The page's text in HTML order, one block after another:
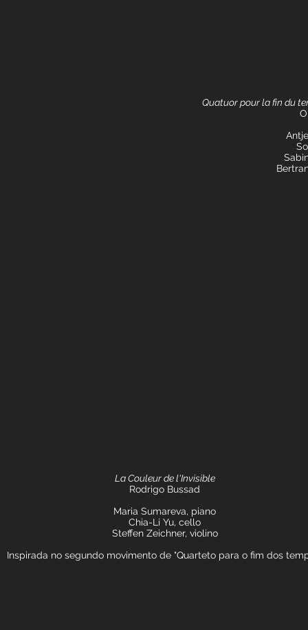
Quatuor pour la fin du
La Couleur de l'Invisible
Rodrigo Bussad
Maria Sumareva, piano
Chia-Li Yu, cello
Steffen Zeichner, violino
Inspirada no segundo movimento de "Quarteto para o fim dos